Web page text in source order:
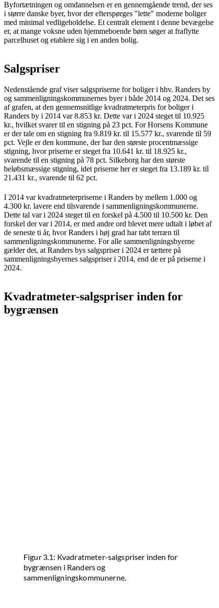
Byfortætningen og omdannelsen er en gennemgående trend, der ses
i større danske byer, hvor der efterspørges "lette" moderne boliger
med minimal vedligeholdelse. Et centralt element i denne bevægelse
er, at mange voksne uden hjemmeboende børn søger at fraflytte
parcelhuset og etablere sig i en anden bolig.
Salgspriser
Nedenstående graf viser salgspriserne for boliger i hhv. Randers by
og sammenligningskommunernes byer i både 2014 og 2024. Det ses
af grafen, at den gennemsnitlige kvadratmeterpris for boliger i
Randers by i 2014 var 8.853 kr. Dette var i 2024 steget til 10.925
kr., hvilket svarer til en stigning på 23 pct. For Horsens Kommune
er der tale om en stigning fra 9.819 kr. til 15.577 kr., svarende til 59
pct. Vejle er den kommune, der har den største procentmæssige
stigning, hvor priserne er steget fra 10.641 kr. til 18.925 kr.,
svarende til en stigning på 78 pct. Silkeborg har den største
beløbsmæssige stigning, idet priserne her er steget fra 13.189 kr. til
21.431 kr., svarende til 62 pct.
I 2014 var kvadratmeterpriserne i Randers by mellem 1.000 og
4.300 kr. lavere end tilsvarende i sammenligningskommunerne.
Dette tal var i 2024 steget til en forskel på 4.500 til 10.500 kr. Den
forskel der var i 2014, er med andre ord blevet mere udtalt i løbet af
de seneste ti år, hvor Randers i høj grad har tabt terræn til
sammenligningskommunerne. For alle sammenligningsbyerne
gælder det, at Randers bys salgspriser i 2024 er tættere på
sammenligningsbyernes salgspriser i 2014, end de er på priserne i
2024.
Kvadratmeter-salgspriser inden for
bygrænsen
Figur 3.1: Kvadratmeter-salgspriser inden for
bygrænsen i Randers og
sammenligningskommunerne.